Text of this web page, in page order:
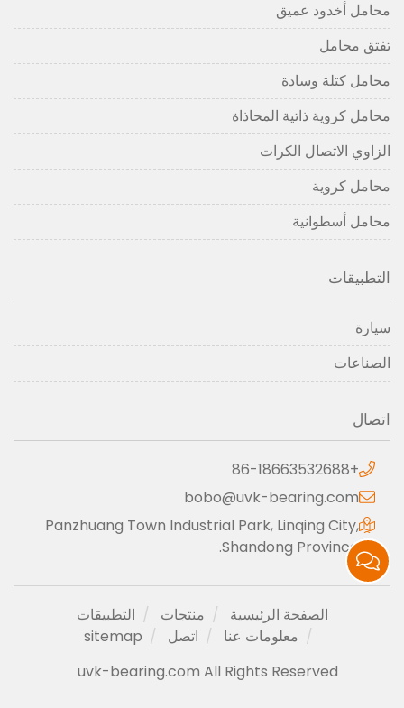
محامل أخدود عميق
تفتق محامل
محامل كتلة وسادة
محامل كروية ذاتية المحاذاة
الزاوي الاتصال الكرات
محامل كروية
محامل أسطوانية
التطبيقات
سيارة
الصناعات
اتصال
+86-18663532688
bobo@uvk-bearing.com
Panzhuang Town Industrial Park, Linqing City,
Shandong Province.
الصفحة الرئيسية منتجات
التطبيقات
معلومات عنا
اتصل
sitemap
uvk-bearing.com All Rights Reserved